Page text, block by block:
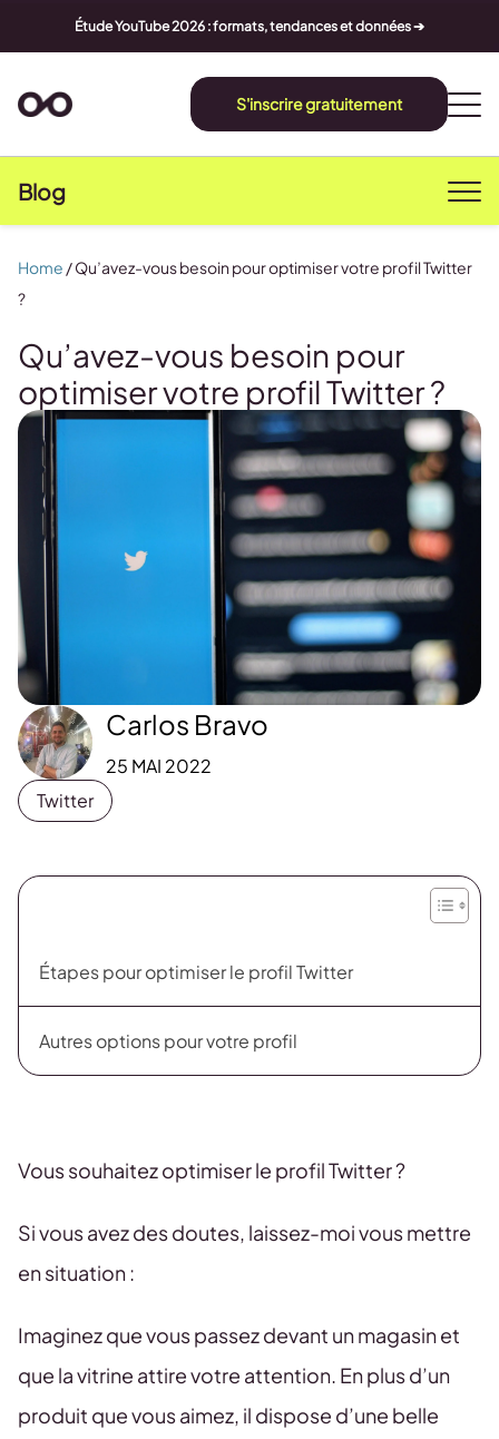
Étude YouTube 2026 : formats, tendances et données ➔
S'inscrire gratuitement
Blog
Qu’avez-vous besoin pour
optimiser votre profil Twitter ?
Carlos Bravo
25 MAI 2022
Twitter
Home /Qu’avez-vous besoin pour optimiser votre profil Twitter
?
Étapes pour optimiser le profil Twitter
Autres options pour votre profil
Vous souhaitez optimiser le profil Twitter ?
Si vous avez des doutes, laissez-moi vous mettre
en situation :
Imaginez que vous passez devant un magasin et
que la vitrine attire votre attention. En plus d’un
produit que vous aimez, il dispose d’une belle